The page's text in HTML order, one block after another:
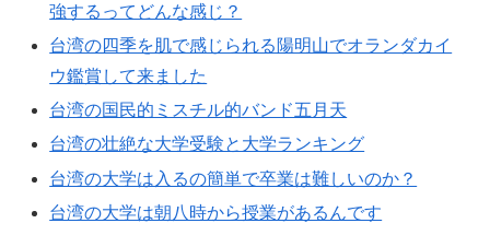
強するってどんな感じ？
台湾の四季を肌で感じられる陽明山でオランダカイ
ウ鑑賞して来ました
台湾の国民的ミスチル的バンド五月天
台湾の壮絶な大学受験と大学ランキング
台湾の大学は入るの簡単で卒業は難しいのか？
台湾の大学は朝八時から授業があるんです